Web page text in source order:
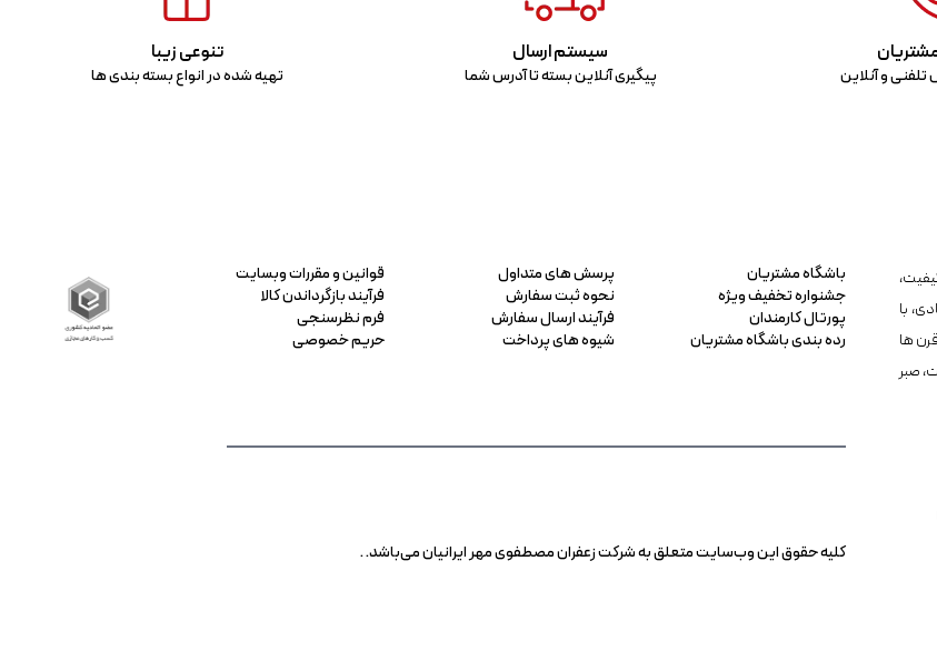
و آنلاین
سیستم ارسال
پیگیری آنلاین بسته تا آدرس شما
تنوعی زیبا
تهیه شده در انواع بسته بندی ها
با
ها
صبر
باشگاه مشتریان
جشنواره تخفیف ویژه
پورتال کارمندان
رده بندی باشگاه مشتریان
پرسش های متداول
نحوه ثبت سفارش
فرآیند ارسال سفارش
شیوه های پرداخت
قوانین و مقررات وبسایت
فرآیند بازگرداندن کالا
فرم نظرسنجی
حریم خصوصی
کلیه حقوق این وب‌سایت متعلق به شرکت زعفران مصطفوی مهر ایرانیان می‌باشد. .